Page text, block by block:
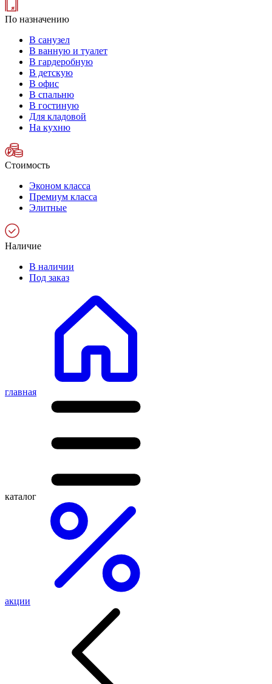
По назначению
В санузел
В ванную и туалет
В гардеробную
В детскую
В офис
В спальню
В гостиную
Для кладовой
На кухню
Стоимость
Эконом класса
Премиум класса
Элитные
Наличие
В наличии
Под заказ
главная
каталог
акции